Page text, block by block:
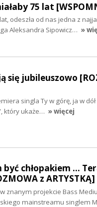
75 lat
odeszła od nas jedna z
Aleksandra Sipowicz… »
się jubileuszowo
singla Ty w górę, ja w
który ukaże… » więcej
być chłopakiem ...
z ARTYSTKĄ]
znanym projekcie Bass
mainstreamu singlem